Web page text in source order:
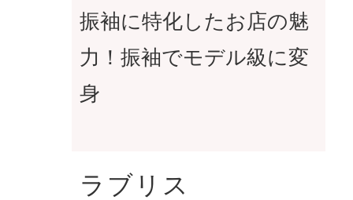
振袖に特化したお店の魅
力！振袖でモデル級に変
身
ラブリス